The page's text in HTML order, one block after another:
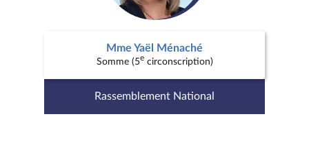
Mme Yaël Ménaché
Somme (5ecirconscription)
Rassemblement National